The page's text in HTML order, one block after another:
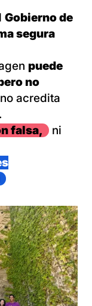
Gobierno de
segura
puede
no
acredita
falsa,
ni